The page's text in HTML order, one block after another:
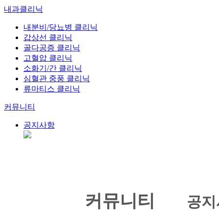
내과클리닉
내분비/당뇨병 클리닉
갑상선 클리닉
골다공증 클리닉
고혈압 클리닉
소화기/간 클리닉
심혈관 중풍 클리닉
류마티스 클리닉
커뮤니티
공지사항
커뮤니티 공